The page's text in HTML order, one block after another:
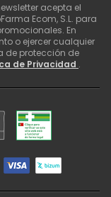
acepta el
Ecom, S.L. para
En
o ejercer cualquier
de protección de
de Privacidad .